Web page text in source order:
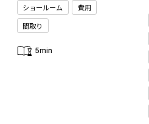
ショールーム
費用
間取り
5min